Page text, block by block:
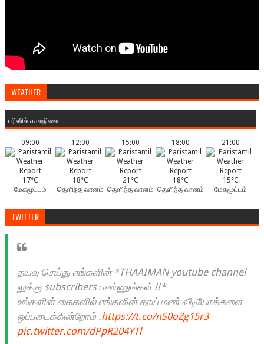
WEATHER
பரிஸில் காலநிலை
09:00
17°C
மேகமூட்டம்
12:00
18°C
தெளிந்த வானம்
15:00
21°C
தெளிந்த வானம்
18:00
18°C
தெளிந்த வானம்
21:00
15°C
மேகமூட்டம்
TWITTER
தயவு செய்து எங்களின் *THAAIMAN youtube channel
லுக்கு subscribers பண்ணுங்கள் !!*
உங்களின் கைகளில் எங்களின் தாய் மண் வீடியோக்களை
ஒப்படைக்கின்றோம் .https://t.co/nS0oZg15r3
pic.twitter.com/dPpR204YTl